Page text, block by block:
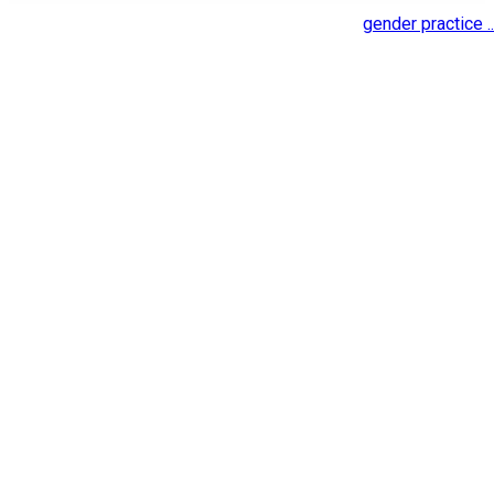
gender practice ..